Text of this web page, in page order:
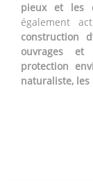
pieux et les
également
construction
ouvrages et
protection
naturaliste,